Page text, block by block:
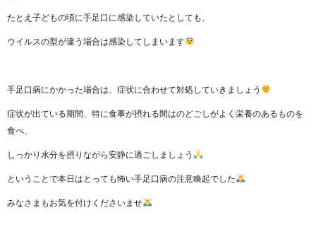
たとえ子どもの頃に手足口に感染していたとしても、
ウイルスの型が違う場合は感染してしまいます
手足口病にかかった場合は、症状に合わせて対処していきましょう
症状が出ている期間、特に食事が摂れる間はのどごしがよく栄養のあるものを
食べ、
しっかり水分を摂りながら安静に過ごしましょう
ということで本日はとっても怖い手足口病の注意喚起でした
みなさまもお気を付けくださいませ